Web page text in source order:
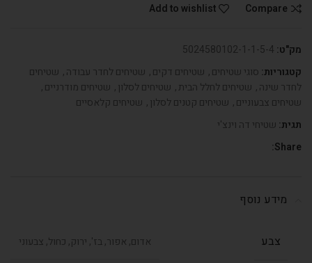
Compare
Add to wishlist
מק"ט: 5024580102-1-1-5-4
קטגוריות: סוגי שטיחים, שטיחים דקים, שטיחים לחדר עבודה, שטיחים
לחדר שינה, שטיחים לחלל הבית, שטיחים לסלון, שטיחים מודרניים,
שטיחים צבעוניים, שטיחים קטנים לסלון, שטיחים קלאסיים
תגית: שטיחי דה וינצ'י
Share:
מידע נוסף
צבע אדום, אפור, בז', ירוק, כחול, צבעוני